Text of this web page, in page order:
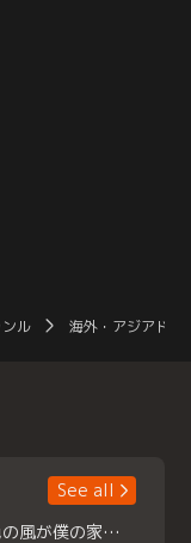
ル 海外・アジアドラ
See all
浮所飛貴主演！ 【夏色の風が僕の家にやってきた】 本日よりテラサで独占配信スタート！